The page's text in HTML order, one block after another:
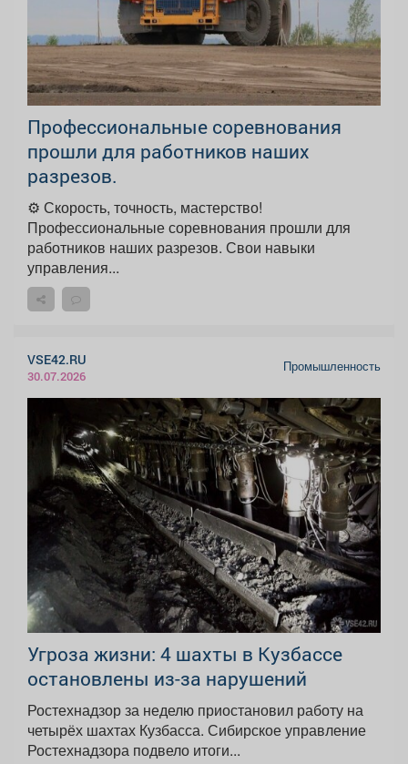
Профессиональные соревнования
прошли для работников наших
разрезов.
⚙️ Скорость, точность, мастерство!
Профессиональные соревнования прошли для
работников наших разрезов. Свои навыки
управления...
VSE42.RU
30.07.2026
Промышленность
Угроза жизни: 4 шахты в Кузбассе
остановлены из-за нарушений
Ростехнадзор за неделю приостановил работу на
четырёх шахтах Кузбасса. Сибирское управление
Ростехнадзора подвело итоги...